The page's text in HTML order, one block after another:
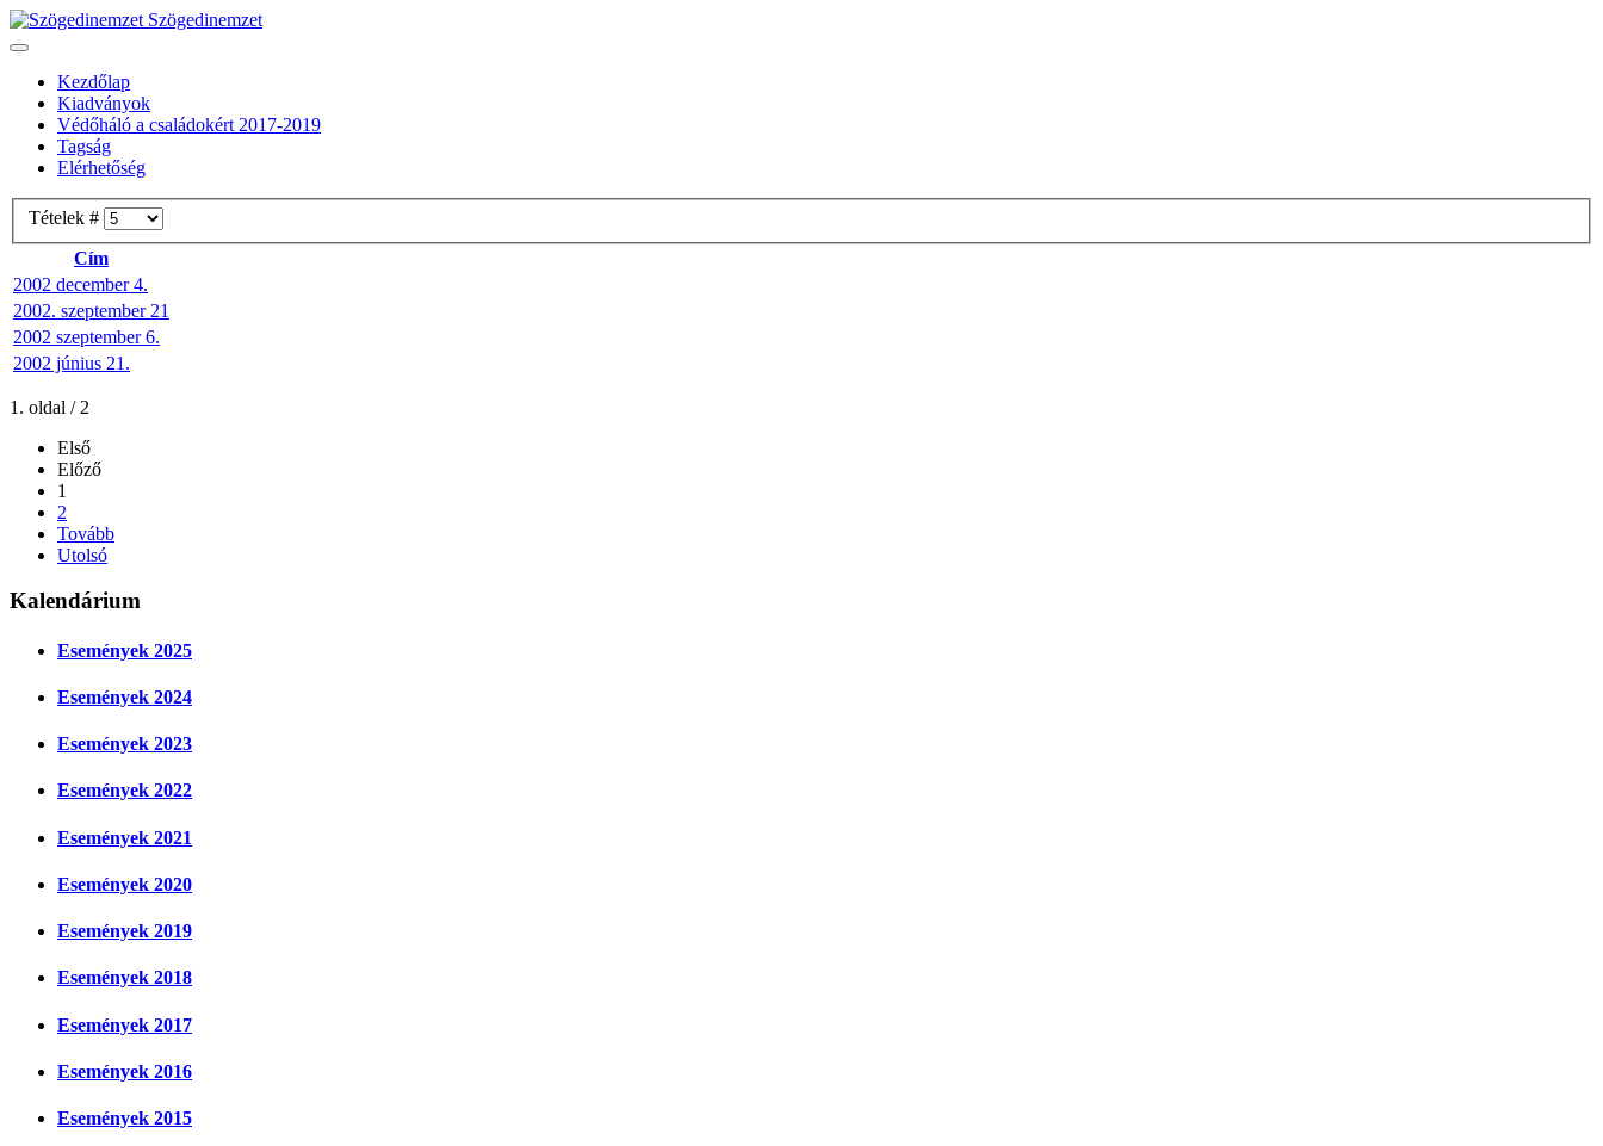
Szögedinemzet
Kezdőlap
Kiadványok
Védőháló a családokért 2017-2019
Tagság
Elérhetőség
Tételek #
Cím
2002 december 4.
2002. szeptember 21
2002 szeptember 6.
2002 június 21.
1. oldal / 2
Első
Előző
1
2
Tovább
Utolsó
Kalendárium
Események 2025
Események 2024
Események 2023
Események 2022
Események 2021
Események 2020
Események 2019
Események 2018
Események 2017
Események 2016
Események 2015